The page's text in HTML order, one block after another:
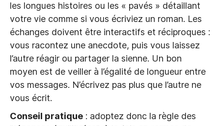
les longues histoires ou les « pavés » détaillant
votre vie comme si vous écriviez un roman. Les
échanges doivent être interactifs et réciproques :
vous racontez une anecdote, puis vous laissez
l’autre réagir ou partager la sienne. Un bon
moyen est de veiller à l’égalité de longueur entre
vos messages. N’écrivez pas plus que l’autre ne
vous écrit.
Conseil pratique : adoptez donc la règle des